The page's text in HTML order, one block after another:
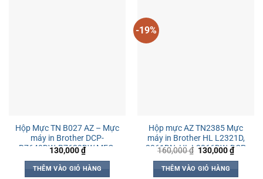
Hộp Mực TN B027 AZ – Mực
máy in Brother DCP-
B7640DW, B7620DW MFC-
B7810DW, HL-B2180DW, HL
B2100D
130,000₫
THÊM VÀO GIỎ HÀNG
-19%
Hộp mực AZ TN2385 Mực
máy in Brother HL L2321D,
2361DN, HL L2366DW, DCP
L2520D, MFC-L2701D, MFC-
L2701DW
160,000₫ Giá
là:
160,000 ₫.
130,000₫Giá
hiện
THÊM VÀO GIỎ HÀNG